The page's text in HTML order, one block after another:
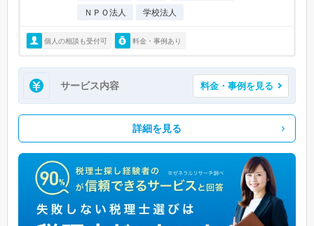
ＮＰＯ法人
学校法人
個人の相談も受付可 料金・事例あり
サービス内容 料金・事例を見る
詳細を見る